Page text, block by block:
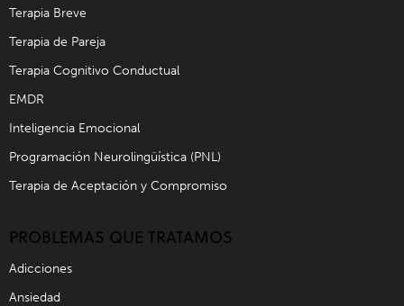
Terapia Breve
Terapia de Pareja
Terapia Cognitivo Conductual
EMDR
Inteligencia Emocional
Programación Neurolingüística (PNL)
Terapia de Aceptación y Compromiso
PROBLEMAS QUE TRATAMOS
Adicciones
Ansiedad